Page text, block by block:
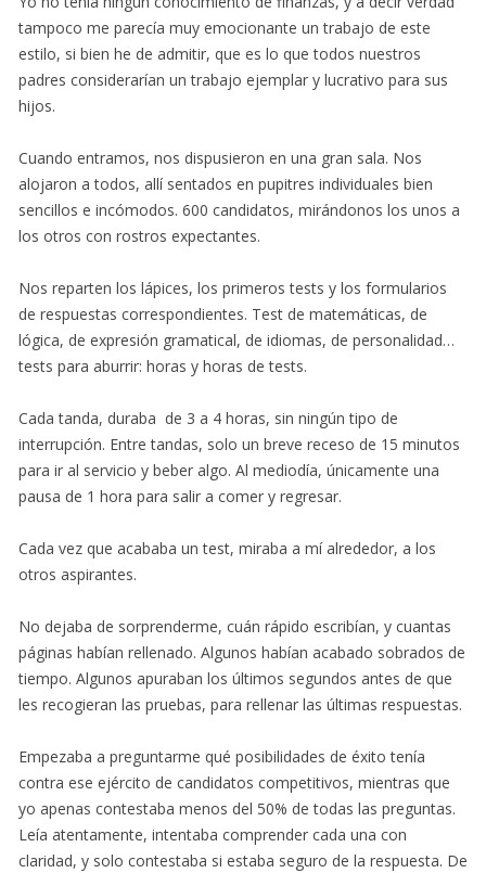
tampoco me parecía muy emocionante un trabajo de este
estilo, si bien he de admitir, que es lo que todos nuestros
padres considerarían un trabajo ejemplar y lucrativo para sus
hijos.
Cuando entramos, nos dispusieron en una gran sala. Nos
alojaron a todos, allí sentados en pupitres individuales bien
sencillos e incómodos. 600 candidatos, mirándonos los unos a
los otros con rostros expectantes.
Nos reparten los lápices, los primeros tests y los formularios
de respuestas correspondientes. Test de matemáticas, de
lógica, de expresión gramatical, de idiomas, de personalidad…
tests para aburrir: horas y horas de tests.
Cada tanda, duraba de 3 a 4 horas, sin ningún tipo de
interrupción. Entre tandas, solo un breve receso de 15 minutos
para ir al servicio y beber algo. Al mediodía, únicamente una
pausa de 1 hora para salir a comer y regresar.
Cada vez que acababa un test, miraba a mí alrededor, a los
otros aspirantes.
No dejaba de sorprenderme, cuán rápido escribían, y cuantas
páginas habían rellenado. Algunos habían acabado sobrados de
tiempo. Algunos apuraban los últimos segundos antes de que
les recogieran las pruebas, para rellenar las últimas respuestas.
Empezaba a preguntarme qué posibilidades de éxito tenía
contra ese ejército de candidatos competitivos, mientras que
yo apenas contestaba menos del 50% de todas las preguntas.
Leía atentamente, intentaba comprender cada una con
claridad, y solo contestaba si estaba seguro de la respuesta. De